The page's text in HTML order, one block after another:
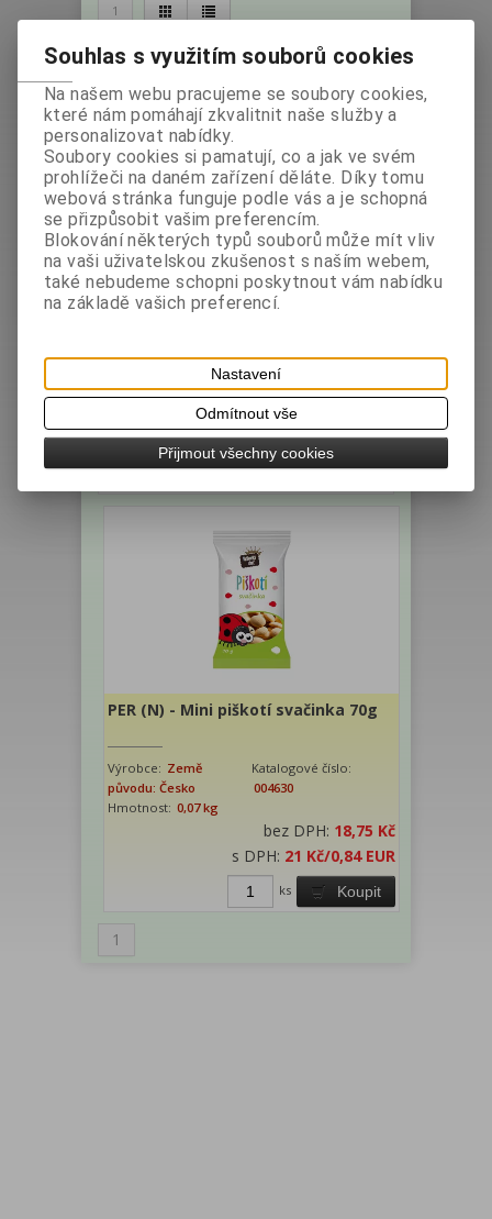
1
Řadit podle: (Názvu produktu)
PER (N) - Mini KAKAO piškotí
svačinka 70g
001987
Hmotnost:0,07 kg
bez DPH:
s DPH:21 Kč/0,84 EUR
Koupit
ks
PER (N) - Mini piškotí svačinka 70g
Výrobce: Země
původu: Česko
Katalogové číslo:
004630
Hmotnost: 0,07 kg
bez DPH: 18,75 Kč
s DPH: 21 Kč/0,84 EUR
Koupit
ks
1
Souhlas s využitím souborů cookies
Na našem webu pracujeme se soubory cookies,
které nám pomáhají zkvalitnit naše služby a
personalizovat nabídky.
Soubory cookies si pamatují, co a jak ve svém
prohlížeči na daném zařízení děláte. Díky tomu
webová stránka funguje podle vás a je schopná
se přizpůsobit vašim preferencím.
Blokování některých typů souborů může mít vliv
na vaši uživatelskou zkušenost s naším webem,
také nebudeme schopni poskytnout vám nabídku
na základě vašich preferencí.
Nastavení
Odmítnout vše
Přijmout všechny cookies